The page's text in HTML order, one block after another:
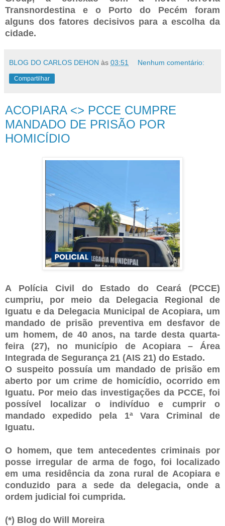
Transnordestina e o Porto do Pecém foram
alguns dos fatores decisivos para a escolha da
cidade.
BLOG DO CARLOS DEHON às 03:51 Nenhum comentário:
Compartilhar
ACOPIARA <> PCCE CUMPRE
MANDADO DE PRISÃO POR
HOMICÍDIO
A Polícia Civil do Estado do Ceará (PCCE)
cumpriu, por meio da Delegacia Regional de
Iguatu e da Delegacia Municipal de Acopiara, um
mandado de prisão preventiva em desfavor de
um homem, de 40 anos, na tarde desta quarta-
feira (27), no município de Acopiara – Área
Integrada de Segurança 21 (AIS 21) do Estado.
O suspeito possuía um mandado de prisão em
aberto por um crime de homicídio, ocorrido em
Iguatu. Por meio das investigações da PCCE, foi
possível localizar o indivíduo e cumprir o
mandado expedido pela 1ª Vara Criminal de
Iguatu.
O homem, que tem antecedentes criminais por
posse irregular de arma de fogo, foi localizado
em uma residência da zona rural de Acopiara e
conduzido para a sede da delegacia, onde a
ordem judicial foi cumprida.
(*) Blog do Will Moreira